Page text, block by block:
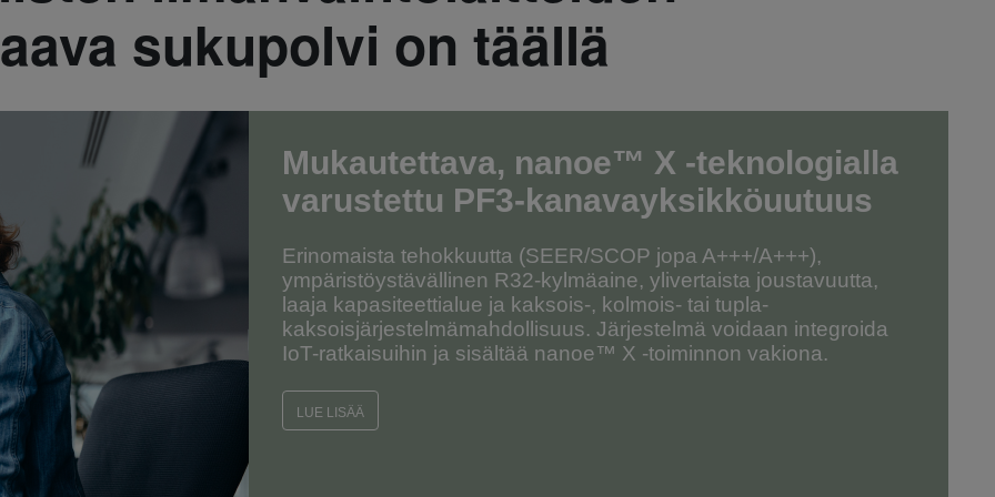
sukupolvi on täällä
Mukautettava, nanoe™ X -teknologialla
varustettu PF3-kanavayksikköuutuus
Erinomaista tehokkuutta (SEER/SCOP jopa A+++/A+++),
ympäristöystävällinen R32-kylmäaine, ylivertaista joustavuutta,
laaja kapasiteettialue ja kaksois-, kolmois- tai tupla-
kaksoisjärjestelmämahdollisuus. Järjestelmä voidaan integroida
IoT-ratkaisuihin ja sisältää nanoe™ X -toiminnon vakiona.
LUE LISÄÄ